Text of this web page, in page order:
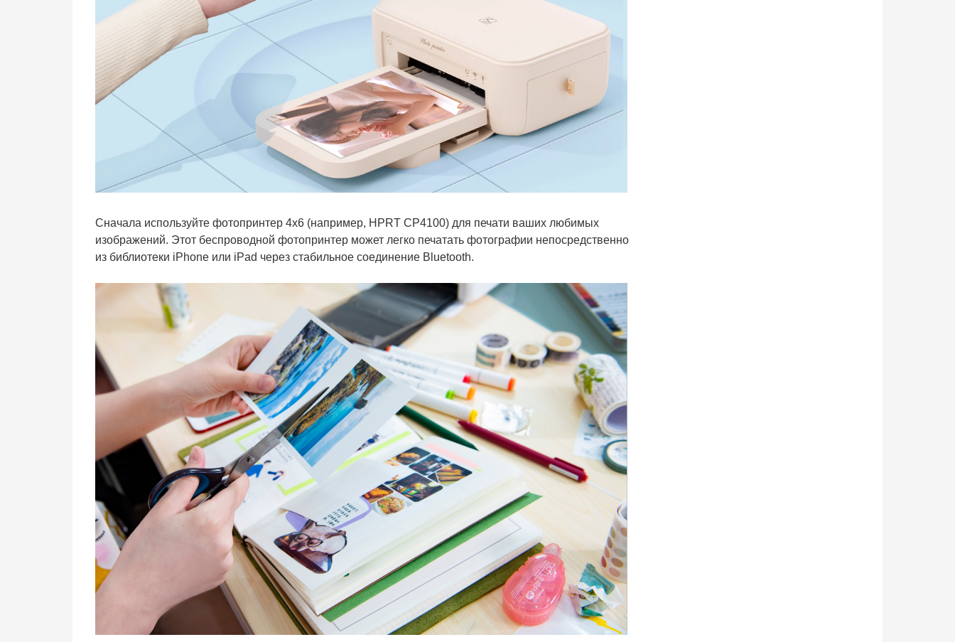
Сначала используйте фотопринтер 4x6 (например, HPRT CP4100) для печати ваших любимых
изображений. Этот беспроводной фотопринтер может легко печатать фотографии непосредственно
из библиотеки iPhone или iPad через стабильное соединение Bluetooth.